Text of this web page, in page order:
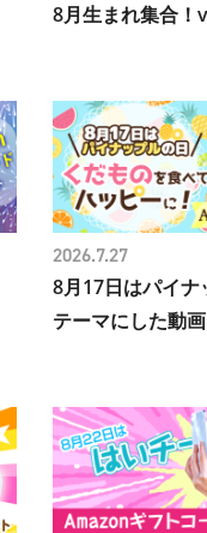
8月生まれ集合！
8月17日はパイ
テーマにした動
2026.7.27